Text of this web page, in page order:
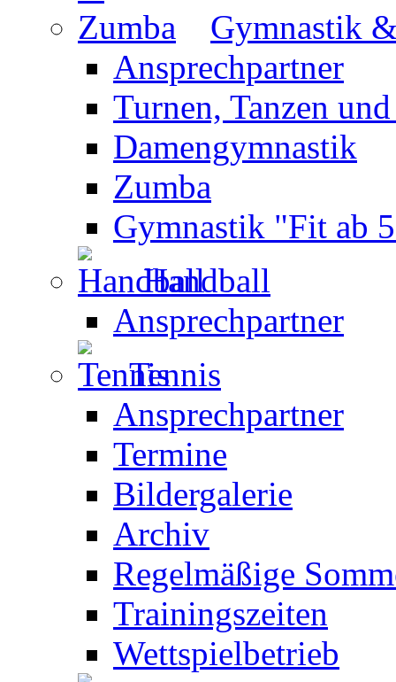
Gymnastik
Ansprechpartner
Turnen, Tanzen
Damengymnastik
Zumba
Gymnastik "Fit ab
Handball
Ansprechpartner
Tennis
Ansprechpartner
Termine
Bildergalerie
Archiv
Regelmäßige
Trainingszeiten
Wettspielbetrieb